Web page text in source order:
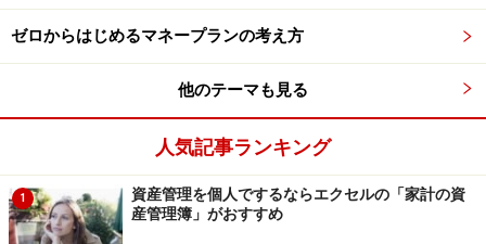
ゼロからはじめるマネープランの考え方
他のテーマも見る
人気記事ランキング
1
資産管理を個人でするならエクセルの「家計の資
産管理簿」がおすすめ